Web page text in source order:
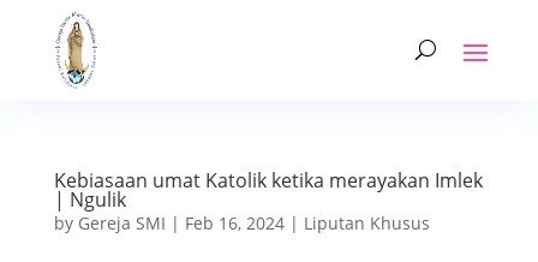
Kebiasaan umat Katolik ketika merayakan Imlek
| Ngulik
by Gereja SMI | Feb 16, 2024| Liputan Khusus